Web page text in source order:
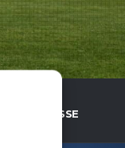
ERGEBNISSE